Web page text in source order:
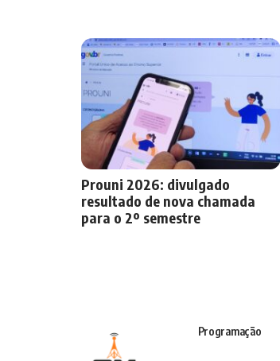
Prouni 2026: divulgado
resultado de nova chamada
para o 2º semestre
Programação